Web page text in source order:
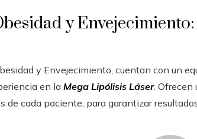
y
y Envejecimiento, cuentan con un
en laMega Lipólisis Láser. Ofrecen
de cada paciente, para garantizar